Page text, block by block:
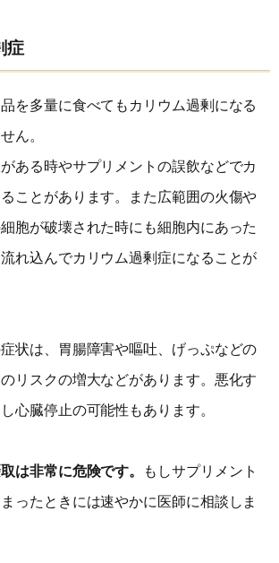
症
を多量に食べてもカリウム過剰になる
ん。
ある時やサプリメントの誤飲などでカ
ことがあります。また広範囲の火傷や
胞が破壊された時にも細胞内にあった
れ込んでカリウム過剰症になることが
状は、胃腸障害や嘔吐、げっぷなどの
リスクの増大などがあります。悪化す
心臓停止の可能性もあります。
は非常に危険です。
もしサプリメント
ったときには速やかに医師に相談しま